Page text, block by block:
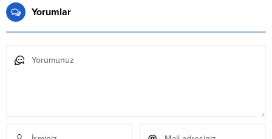
Yorumlar